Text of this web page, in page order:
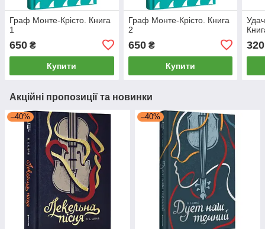
Граф Монте-Крісто. Книга
1
650 ₴
Купити
Граф Монте-Крісто. Книга
2
650₴
Купити
320
Акційні пропозиції та новинки
–40% –40%